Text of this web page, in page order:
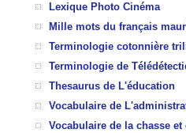
Lexique Photo Cinéma
Mille mots du français
Terminologie cotonnière
Terminologie de
Thesaurus de L'éducation
Vocabulaire de
Vocabulaire de la chasse et